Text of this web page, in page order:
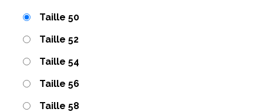
Taille 50
Taille 52
Taille 54
Taille 56
Taille 58